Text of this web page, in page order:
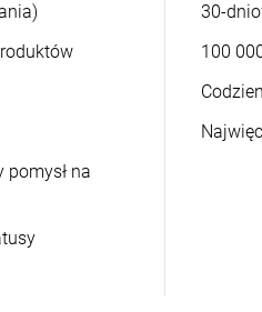
pomysł na
30-
100